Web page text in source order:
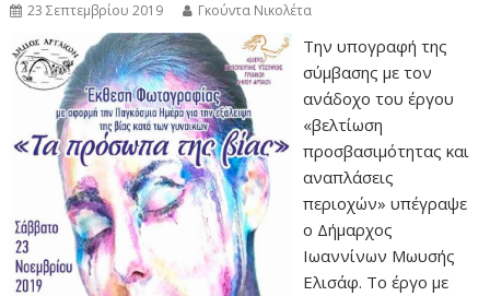
23 Σεπτεμβρίου 2019 Γκούντα Νικολέτα
Την υπογραφή της
σύμβασης με τον
ανάδοχο του έργου
«βελτίωση
προσβασιμότητας και
αναπλάσεις
περιοχών» υπέγραψε
ο Δήμαρχος
Ιωαννίνων Μωυσής
Ελισάφ. Το έργο με